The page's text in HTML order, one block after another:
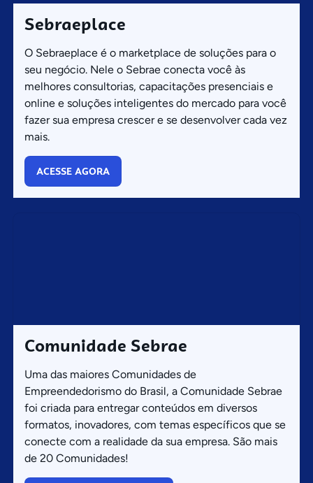
Sebraeplace
O Sebraeplace é o marketplace de soluções para o
seu negócio. Nele o Sebrae conecta você às
melhores consultorias, capacitações presenciais e
online e soluções inteligentes do mercado para você
fazer sua empresa crescer e se desenvolver cada vez
mais.
ACESSE AGORA
Comunidade Sebrae
Uma das maiores Comunidades de
Empreendedorismo do Brasil, a Comunidade Sebrae
foi criada para entregar conteúdos em diversos
formatos, inovadores, com temas específicos que se
conecte com a realidade da sua empresa. São mais
de 20 Comunidades!